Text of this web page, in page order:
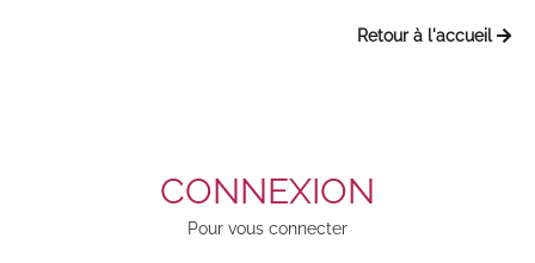
Retour à l'accueil
CONNEXION
Pour vous connecter